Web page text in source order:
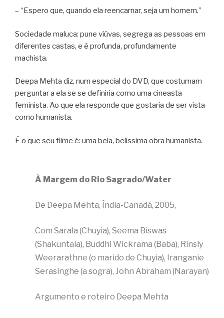
– “Espero que, quando ela reencarnar, seja um homem.”
Sociedade maluca: pune viúvas, segrega as pessoas em
diferentes castas, e é profunda, profundamente
machista.
Deepa Mehta diz, num especial do DVD, que costumam
perguntar a ela se se definiria como uma cineasta
feminista. Ao que ela responde que gostaria de ser vista
como humanista.
É o que seu filme é: uma bela, belíssima obra humanista.
À Margem do Rio Sagrado/Water
De Deepa Mehta, Índia-Canadá, 2005,
Com Sarala (Chuyia), Seema Biswas
(Shakuntala), Buddhi Wickrama (Baba), Rinsly
Weerarathne (o marido de Chuyia), Iranganie
Serasinghe (a sogra), John Abraham (Narayan)
Argumento e roteiro Deepa Mehta